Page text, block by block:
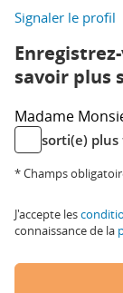
Signaler le profil
savoir plus
Madame
sorti(e) plus
* Champs
J'accepte les
connaissance de la